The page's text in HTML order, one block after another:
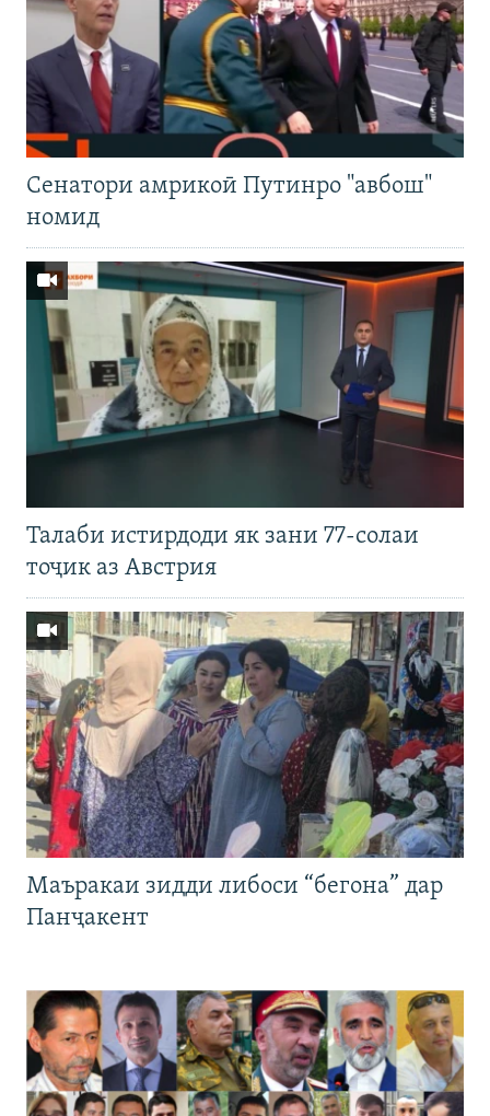
Cенатори амрикоӣ Путинро "авбош"
номид
Талаби истирдоди як зани 77-солаи
тоҷик аз Австрия
Маъракаи зидди либоси “бегона” дар
Панҷакент